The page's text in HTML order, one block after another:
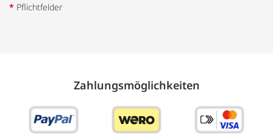
* Pflichtfelder
Zahlungs­möglich­keiten